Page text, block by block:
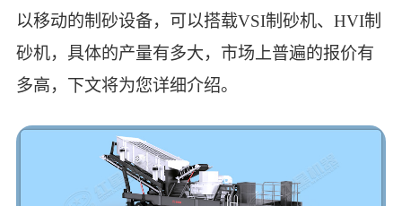
以移动的制砂设备，可以搭载VSI制砂机、HVI制
砂机，具体的产量有多大，市场上普遍的报价有
多高，下文将为您详细介绍。